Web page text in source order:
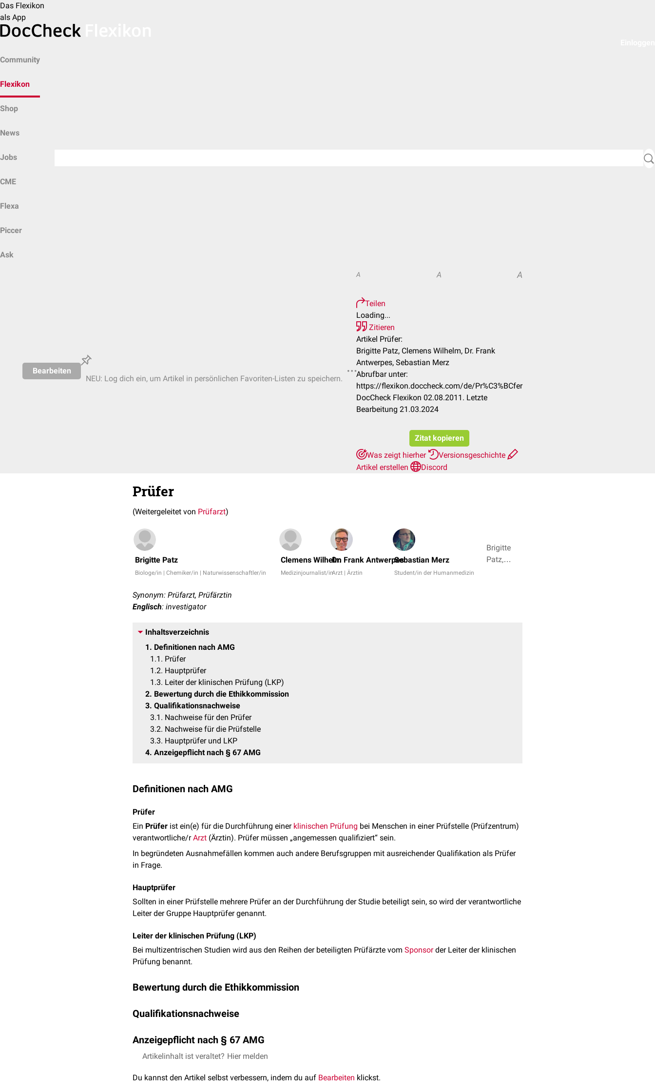
Das Flexikon
als App
Community
Flexikon
Shop
News
Jobs
CME
Flexa
Piccer
Ask
Bearbeiten
NEU: Log dich ein, um Artikel in persönlichen Favoriten-Listen zu speichern.
A A A
Teilen
Loading...
Zitieren
Artikel Prüfer:
Brigitte Patz, Clemens Wilhelm, Dr. Frank
Antwerpes, Sebastian Merz
Abrufbar unter:
https://flexikon.doccheck.com/de/Pr%C3%BCfer
DocCheck Flexikon 02.08.2011. Letzte
Bearbeitung 21.03.2024
Zitat kopieren
Was zeigt hierher
Versionsgeschichte
Artikel erstellen
Discord
Prüfer
(Weitergeleitet von Prüfarzt)
Brigitte Patz
Biologe/in | Chemiker/in | Naturwissenschaftler/in
Clemens Wilhelm
Medizinjournalist/in
Dr. Frank Antwerpes
Arzt | Ärztin
Sebastian Merz
Student/in der Humanmedizin
Brigitte
Patz,
Synonym: Prüfarzt, Prüfärztin
Englisch: investigator
Inhaltsverzeichnis
1
Definitionen nach AMG
1.1
Prüfer
1.2 Hauptprüfer
1.3 Leiter der klinischen Prüfung (LKP)
2 Bewertung durch die Ethikkommission
3 Qualifikationsnachweise
3.1
Nachweise für den Prüfer
3.2 Nachweise für die Prüfstelle
3.3 Hauptprüfer und LKP
4 Anzeigepflicht nach § 67 AMG
Definitionen nach AMG
Prüfer
Ein Prüfer ist ein(e) für die Durchführung einer klinischen Prüfung bei Menschen in einer Prüfstelle (Prüfzentrum)
verantwortliche/rArzt (Ärztin). Prüfer müssen „angemessen qualifiziert“ sein.
In begründeten Ausnahmefällen kommen auch andere Berufsgruppen mit ausreichender Qualifikation als Prüfer
in Frage.
Hauptprüfer
Sollten in einer Prüfstelle mehrere Prüfer an der Durchführung der Studie beteiligt sein, so wird der verantwortliche
Leiter der Gruppe Hauptprüfer genannt.
Leiter der klinischen Prüfung (LKP)
Bei multizentrischen Studien wird aus den Reihen der beteiligten Prüfärzte vom Sponsorder Leiter der klinischen
Prüfung benannt.
Bewertung durch die Ethikkommission
positive Bewertung der nach Landesrecht für den Prüfer zuständigen
der Studie beteiligte Prüfstelle ein.
Qualifikationsnachweise
Ethikkommissionen
.
Beruflicher Lebenslauf.
Anzeigepflicht nach § 67 AMG
Gemäß § 67 Abs. 1 AMG muss der Prüfer die von ihm durchgeführte klinische Prüfung
gemäß § 12 Abs. 1GCP-Veinzureichen.
Artikelinhalt ist veraltet? Hier melden
Du kannst den Artikel selbst verbessern, indem du auf Bearbeiten klickst.